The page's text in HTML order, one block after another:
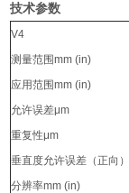
技术参数
V4
测量范围mm (in)
应用范围mm (in)
允许误差μm
重复性μm
垂直度允许误差（正向）
分辨率mm (in)